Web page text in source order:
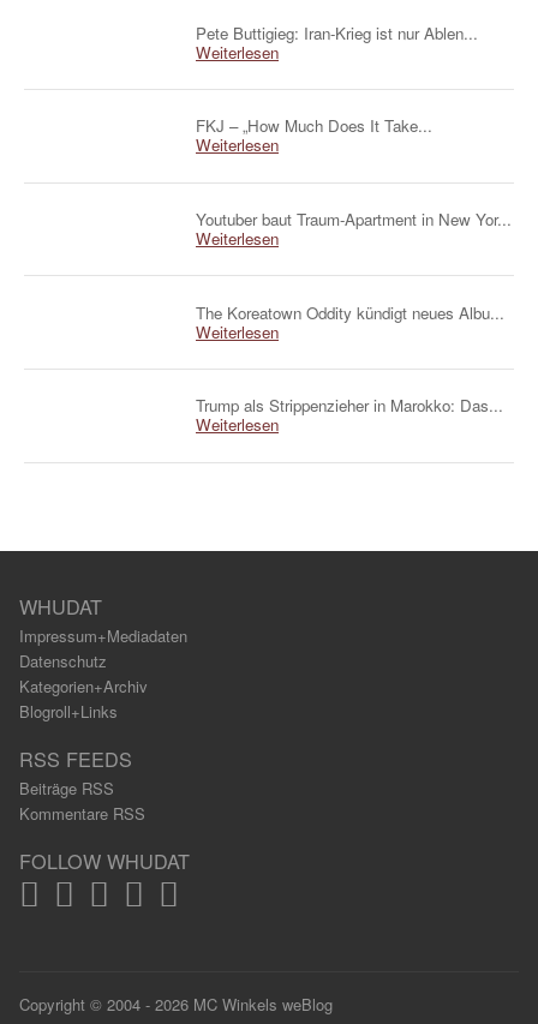
Pete Buttigieg: Iran-Krieg ist nur Ablen...
Weiterlesen
FKJ – „How Much Does It Take...
Weiterlesen
Youtuber baut Traum-Apartment in New Yor...
Weiterlesen
The Koreatown Oddity kündigt neues Albu...
Weiterlesen
Trump als Strippenzieher in Marokko: Das...
Weiterlesen
WHUDAT
Impressum+Mediadaten
Datenschutz
Kategorien+Archiv
Blogroll+Links
RSS FEEDS
Beiträge RSS
Kommentare RSS
FOLLOW WHUDAT
Copyright © 2004 - 2026 MC Winkels weBlog